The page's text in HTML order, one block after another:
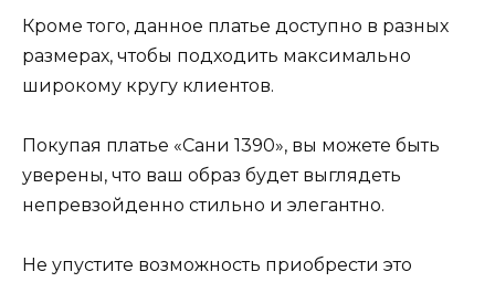
Кроме того, данное платье доступно в разных
размерах, чтобы подходить максимально
широкому кругу клиентов.
Покупая платье «Сани 1390», вы можете быть
уверены, что ваш образ будет выглядеть
непревзойденно стильно и элегантно.
Не упустите возможность приобрести это